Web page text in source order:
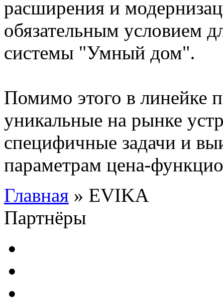
расширения и
обязательным условием
системы "Умный дом".
Помимо этого в линейке
уникальные на рынке
специфичные задачи и
параметрам цена-
Главная » EVIKA
Партнёры